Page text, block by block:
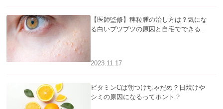
【医師監修】稗粒腫の治し方は？気にな
る白いブツブツの原因と自宅でできるケ
2023.11.17
ビタミンCは朝つけちゃだめ？日焼けや
シミの原因になるってホント？